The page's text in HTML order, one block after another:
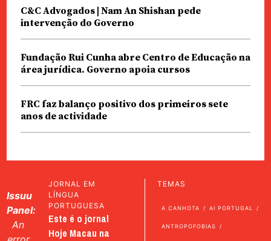
C&C Advogados | Nam An Shishan pede
intervenção do Governo
Fundação Rui Cunha abre Centro de Educação na
área jurídica. Governo apoia cursos
FRC faz balanço positivo dos primeiros sete
anos de actividade
Issuu
Panel:
An
JORNAL EM
LÍNGUA
PORTUGUESA
Este é o jornal
Hoje Macau na
TEMAS
A CANHOTA AI PORTUGAL
ANTROPOFOBIAS